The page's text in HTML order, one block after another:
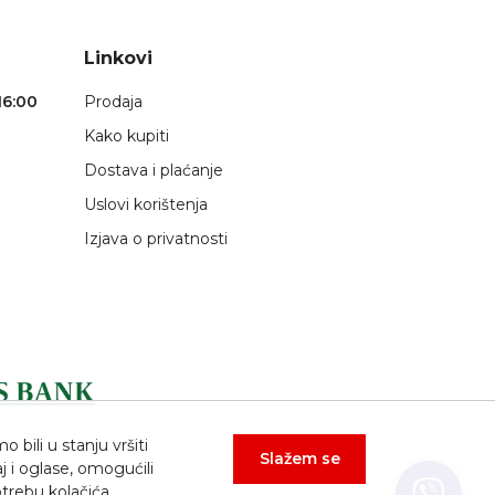
Linkovi
Prodaja
Kako kupiti
Dostava i plaćanje
Uslovi korištenja
Izjava o privatnosti
bili u stanju vršiti
i oglase, omogućili
Slažem se